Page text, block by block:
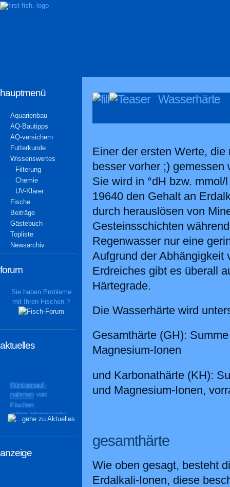
hauptmenü
Aquarienbau
AQ-Bautipps
AQ-versichern
Futterkunde
Wissenswertes
Filterung
Chemie
UV-Klärer
Fische
Beiträge
Gästebuch
Topliste
Newsarchiv
forum
Sie haben Probleme
mit Ihren Fischen ?
aktuelles
nahmenvon
Fischen
geben interessante
Einblicke
anzeige
Wasserhärte
Einer der ersten Werte,
besser vorher ;) gemessen
Sie wird in °dH bzw.
19640 den Gehalt an
durch herauslösen von
Gesteinsschichten
Regenwasser nur eine
Aufgrund der Abhängigkeit
Erdreiches gibt es überall
Härtegrade.
Die Wasserhärte wird
Gesamthärte (GH):
Magnesium-Ionen
und Karbonathärte (KH):
und Magnesium-Ionen,
gesamthärte
Wie oben gesagt, besteht
Erdalkali-Ionen, diese